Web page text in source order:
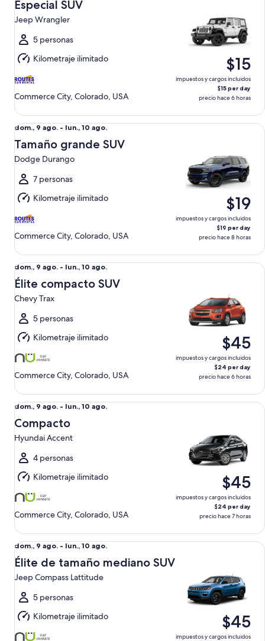
9
ago.
al
lun.,
10
ago.
Especial SUV
Jeep Wrangler
5 personas
Kilometraje ilimitado
Commerce City, Colorado, USA
$15
impuestos y cargos incluidos
$15 per day
precio hace 6 horas
Del
dom.,
9
ago.
al
lun.,
10
ago.
dom., 9 ago. - lun., 10 ago.
Tamaño grande SUV
Dodge Durango
7 personas
Kilometraje ilimitado
Commerce City, Colorado, USA
$19
impuestos y cargos incluidos
$19 per day
precio hace 8 horas
Tamaño grande SUV Dodge Durango
Del
dom.,
9
ago.
al
lun.,
10
ago.
dom., 9 ago. - lun., 10 ago.
Élite compacto SUV
Chevy Trax
5 personas
Kilometraje ilimitado
Commerce City, Colorado, USA
$45
impuestos y cargos incluidos
$24 per day
precio hace 6 horas
Élite compacto SUV Chevy Trax
Del
dom.,
9
ago.
al
lun.,
10
ago.
dom., 9 ago. - lun., 10 ago.
Compacto
Hyundai Accent
4 personas
Kilometraje ilimitado
Commerce City, Colorado, USA
$45
impuestos y cargos incluidos
$24 per day
precio hace 7 horas
Compacto Hyundai Accent
Del
dom.,
9
ago.
al
lun.,
10
ago.
dom., 9 ago. - lun., 10 ago.
Élite de tamaño mediano SUV
Jeep Compass Lattitude
5 personas
Kilometraje ilimitado
$45
impuestos y cargos incluidos
Élite de tamaño mediano SUV Jeep Compass Lattitude